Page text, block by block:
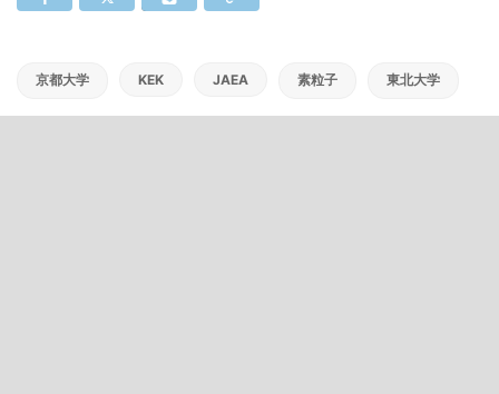
京都大学 KEK JAEA 素粒子 東北大学